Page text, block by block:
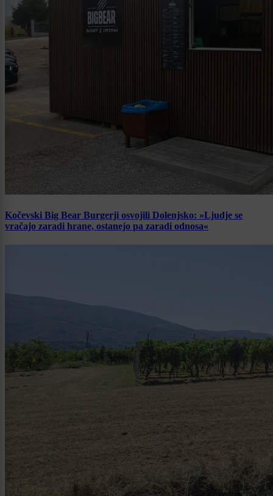
Kočevski Big Bear Burgerji osvojili Dolenjsko: »Ljudje se
vračajo zaradi hrane, ostanejo pa zaradi odnosa«